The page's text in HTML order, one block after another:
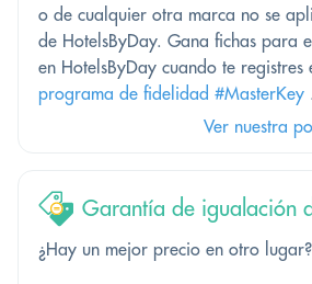
o de cualquier otra marca no se
de HotelsByDay. Gana fichas para
en HotelsByDay cuando te registres
programa de fidelidad #MasterKey .
Ver nuestra
Garantía de igualación
¿Hay un mejor precio en otro